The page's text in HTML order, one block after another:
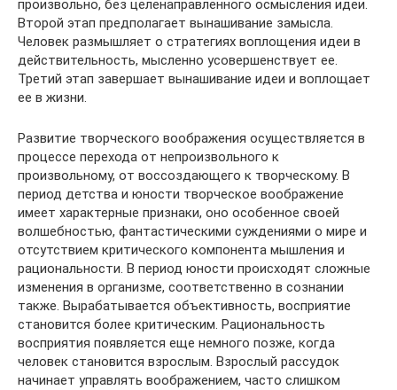
произвольно, без целенаправленного осмысления идеи.
Второй этап предполагает вынашивание замысла.
Человек размышляет о стратегиях воплощения идеи в
действительность, мысленно усовершенствует ее.
Третий этап завершает вынашивание идеи и воплощает
ее в жизни.
Развитие творческого воображения осуществляется в
процессе перехода от непроизвольного к
произвольному, от воссоздающего к творческому. В
период детства и юности творческое воображение
имеет характерные признаки, оно особенное своей
волшебностью, фантастическими суждениями о мире и
отсутствием критического компонента мышления и
рациональности. В период юности происходят сложные
изменения в организме, соответственно в сознании
также. Вырабатывается объективность, восприятие
становится более критическим. Рациональность
восприятия появляется еще немного позже, когда
человек становится взрослым. Взрослый рассудок
начинает управлять воображением, часто слишком